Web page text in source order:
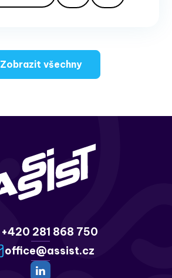
Zobrazit všechny
+420 281 868 750
office@assist.cz